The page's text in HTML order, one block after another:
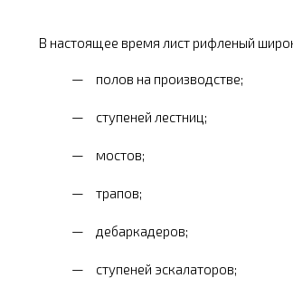
В настоящее время лист рифленый
полов на производстве;
ступеней лестниц;
мостов;
трапов;
дебаркадеров;
ступеней эскалаторов;